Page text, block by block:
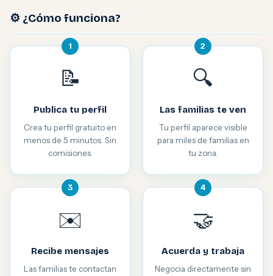
⚙️ ¿Cómo funciona?
1
📝
Publica tu perfil
Crea tu perfil gratuito en
menos de 5 minutos. Sin
comisiones.
2
🔍
Las familias te ven
Tu perfil aparece visible
para miles de familias en
tu zona.
3
✉️
Recibe mensajes
Las familias te contactan
4
🤝
Acuerda y trabaja
Negocia directamente sin